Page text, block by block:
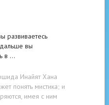
развиваетесь
вы
в …
Инайят Хана
понять мистика; и
имея с ним